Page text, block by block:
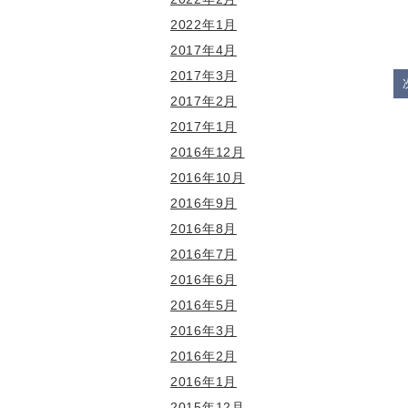
2022年1月
2017年4月
2017年3月
2017年2月
2017年1月
2016年12月
2016年10月
2016年9月
2016年8月
2016年7月
2016年6月
2016年5月
2016年3月
2016年2月
2016年1月